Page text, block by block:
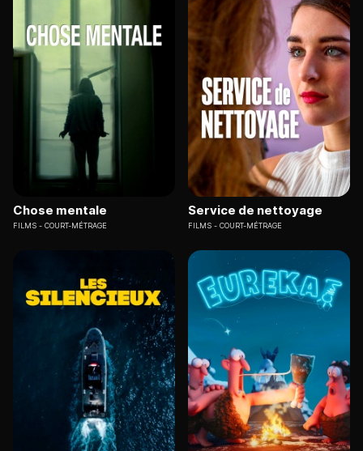
Chose mentale
FILMS COURT-MÉTRAGE
Service de nettoyage
FILMS COURT-MÉTRAGE